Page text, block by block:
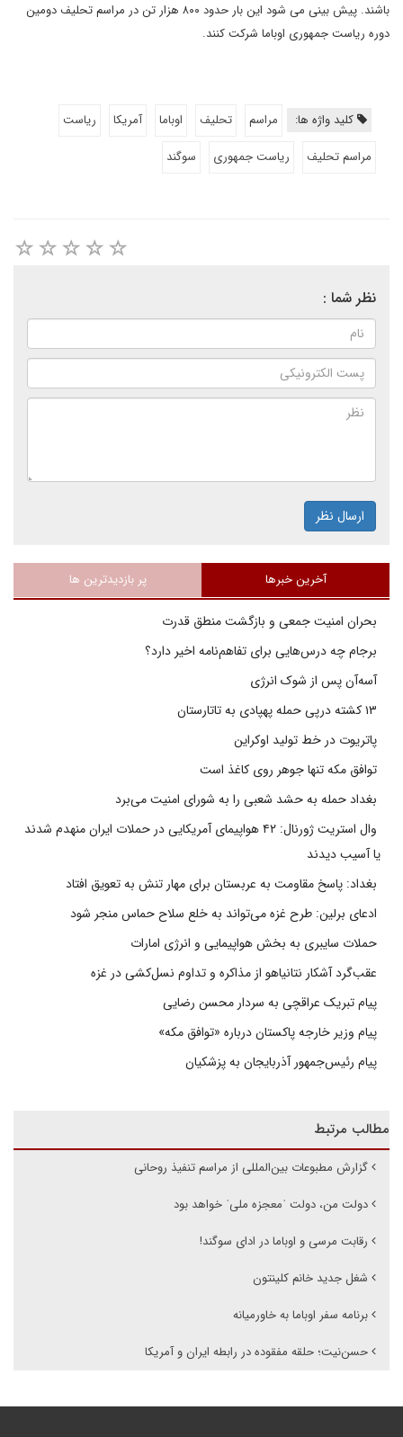
باشند. پیش بینی می شود این بار حدود ۸۰۰ هزار تن در مراسم تحلیف دومین
دوره ریاست جمهوری اوباما شرکت کنند.
کلید واژه ها: مراسم تحلیف اوباما آمریکا
ریاست
مراسم تحلیف
ریاست جمهوری سوگند
نظر شما :
ارسال نظر
آخرین خبرها پر بازدیدترین ها
بحران امنیت جمعی و بازگشت منطق قدرت
برجام چه درس‌هایی برای تفاهم‌نامه اخیر دارد؟
آسه‌آن پس از شوک انرژی
پاتریوت در خط تولید اوکراین
توافق مکه تنها جوهر روی کاغذ است
بغداد حمله به حشد شعبی را به شورای امنیت می‌برد
وال استریت ژورنال: ۴۲ هواپیمای آمریکایی در حملات ایران منهدم شدند
یا آسیب دیدند
بغداد: پاسخ مقاومت به عربستان برای مهار تنش به تعویق افتاد
ادعای برلین: طرح غزه می‌تواند به خلع سلاح حماس منجر شود
حملات سایبری به بخش هواپیمایی و انرژی امارات
عقب‌گرد آشکار نتانیاهو از مذاکره و تداوم نسل‌کشی در غزه
پیام تبریک عراقچی به سردار محسن رضایی
پیام وزیر خارجه پاکستان درباره «توافق مکه»
پیام رئیس‌جمهور آذربایجان به پزشکیان
مطالب مرتبط
گزارش مطبوعات بین‌المللی از مراسم تنفیذ روحانی
دولت من، دولت ˈمعجزه ملیˈ خواهد بود
رقابت مرسی و اوباما در ادای سوگند!
شغل جدید خانم کلینتون
برنامه سفر اوباما به خاورمیانه
حسن‌نیت؛ حلقه مفقوده در رابطه ایران و آمریکا